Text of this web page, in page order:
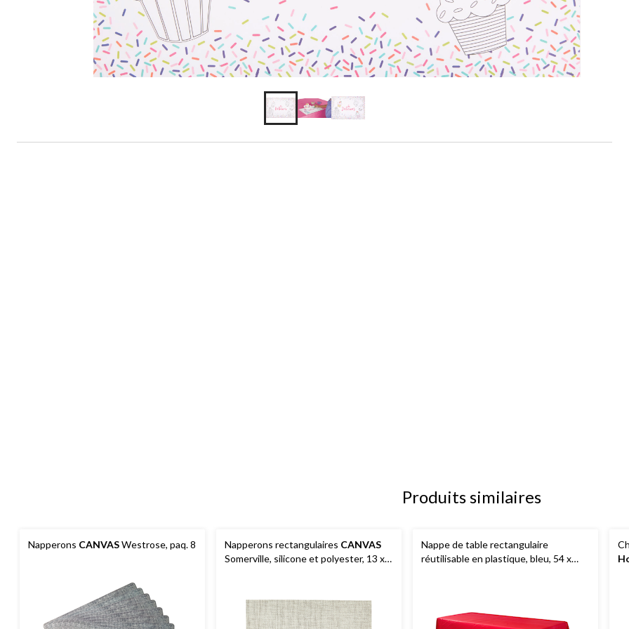
Produits similaires
Napperons CANVASWestrose, paq. 8 Napperons rectangulaires CANVAS
Somerville, silicone et polyester, 13 x
Nappe de table rectangulaire
réutilisable en plastique, bleu, 54 x